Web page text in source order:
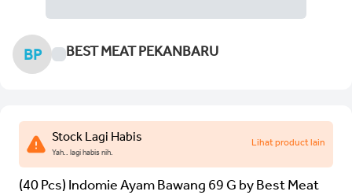
BP BEST MEAT PEKANBARU
Stock Lagi Habis
Yah.. lagi habis nih.
Lihat product lain
(40 Pcs) Indomie Ayam Bawang 69 G by Best Meat